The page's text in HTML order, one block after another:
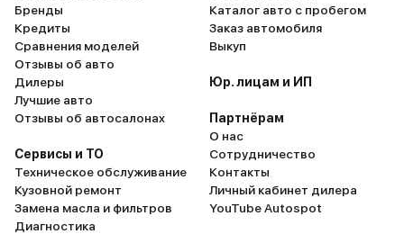
что
топливо.
Бренды
Кредиты
Сравнения моделей
Отзывы об авто
Дилеры
Лучшие авто
Отзывы об автосалонах
Сервисы и ТО
Техническое обслуживание
Кузовной ремонт
Замена масла и фильтров
Диагностика
Каталог авто с пробегом
Заказ автомобиля
Выкуп
Юр. лицам и ИП
Партнёрам
О нас
Сотрудничество
Контакты
Личный кабинет дилера
YouTube Autospot